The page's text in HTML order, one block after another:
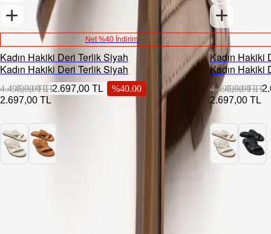
Net %40 İndirim
Kadın Hakiki Deri Terlik Siyah
Kadın Hakiki Deri Terlik Siyah
4.495,00 TL 2.697,00 TL %40.00
2.697,00 TL
4.495,00 TL
Kadın Hakiki
Kadın Hakiki
4.495,00 TL
2.697,00 TL
4.495,00 TL